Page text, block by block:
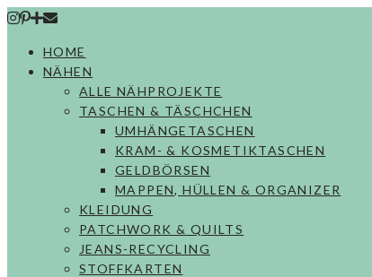
Skip
contentHOME
NÄHEN
ALLE NÄHPROJEKTE
TASCHEN & TÄSCHCHEN
UMHÄNGETASCHEN
KRAM- & KOSMETIKTASCHEN
GELDBÖRSEN
MAPPEN, HÜLLEN & ORGANIZER
KLEIDUNG
PATCHWORK & QUILTS
JEANS-RECYCLING
STOFFKARTEN